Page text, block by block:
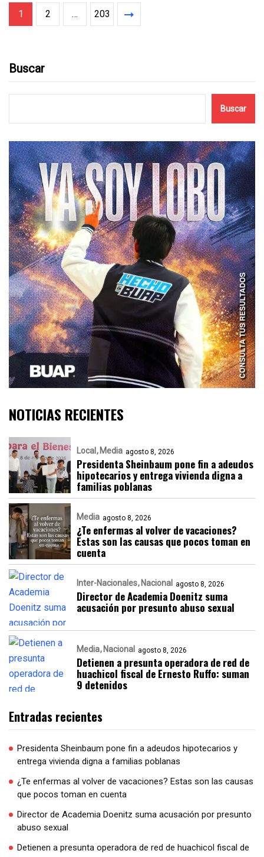
1 2 … 203
Buscar
Buscar
NOTICIAS RECIENTES
Local Media agosto 8, 2026
Presidenta Sheinbaum pone fin a adeudos
hipotecarios y entrega vivienda digna a
familias poblanas
Media agosto 8, 2026
¿Te enfermas al volver de vacaciones?
Estas son las causas que pocos toman en
cuenta
Inter-Nacionales Nacional agosto 8, 2026
Director de Academia Doenitz suma
acusación por presunto abuso sexual
Media Nacional agosto 8, 2026
Detienen a presunta operadora de red de
huachicol fiscal de Ernesto Ruffo: suman
9 detenidos
Entradas recientes
Presidenta Sheinbaum pone fin a adeudos hipotecarios y
entrega vivienda digna a familias poblanas
¿Te enfermas al volver de vacaciones? Estas son las causas
que pocos toman en cuenta
Director de Academia Doenitz suma acusación por presunto
abuso sexual
Detienen a presunta operadora de red de huachicol fiscal de